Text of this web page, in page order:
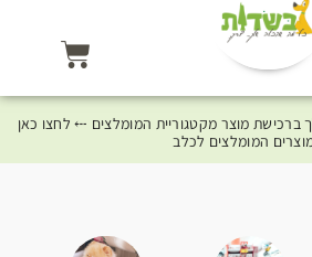
ברכישת מוצר מקטגוריית המומלצים ⤎ לחצו כאן
המומלצים לכלב